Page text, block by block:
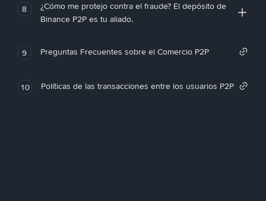
8
¿Cómo me protejo contra el fraude? El depósito de
Binance P2P es tu aliado.
9 Preguntas Frecuentes sobre el Comercio P2P
10 Políticas de las transacciones entre los usuarios P2P